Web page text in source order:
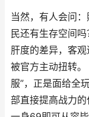
当然，有人会问
民还有生存空间
肝度的差异，客
被官方主动扭转
服”，正是面给全
部直接提高战力的